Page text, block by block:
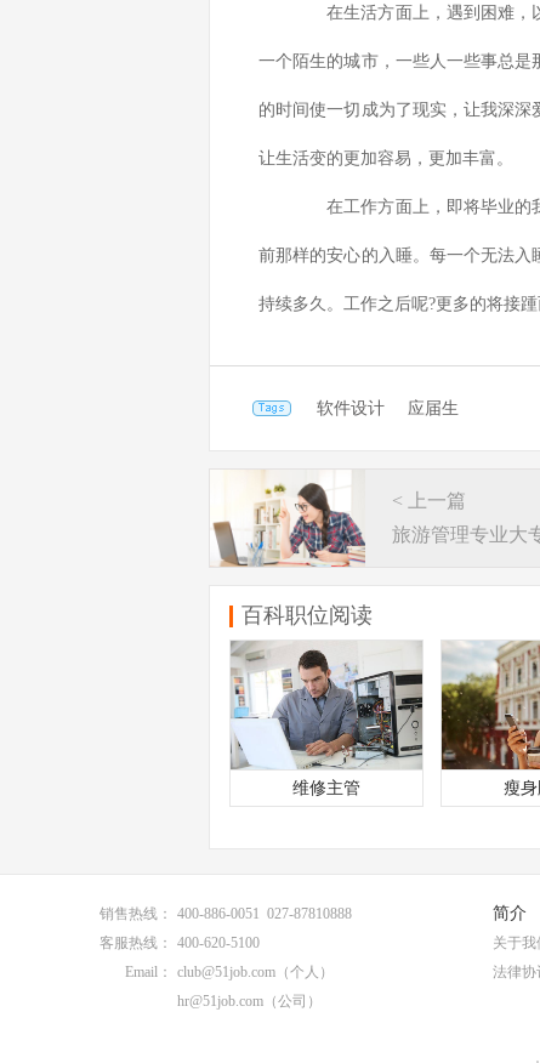
在生活方面上，遇到困难，以
一个陌生的城市，一些人一些事总
的时间使一切成为了现实，让我深深
让生活变的更加容易，更加丰富。
在工作方面上，即将毕业的我
前那样的安心的入睡。每一个无法
持续多久。工作之后呢?更多的将接
软件设计 应届生
< 上一篇
百科职位阅读
维修主管 瘦身
销售热线：
400-886-0051 027-87810888
客服热线：
400-620-5100
Email：
club@51job.com （个人）
hr@51job.com （公司）
简介
关于我
法律协